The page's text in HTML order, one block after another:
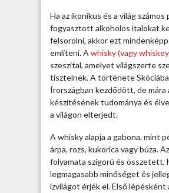
g
m
i
n
d
e
n
s
z
e
t
Ha az ikonikus és a világ számos
fogyasztott alkoholos italokat
felsorolni, akkor ezt
említeni. A whisky (vagy
szeszital, amelyet világszerte
tisztelnek. A története
Írországban kezdődött, de mára
készítésének tudománya és
a világon elterjedt.
A whisky alapja a gabona, mint
árpa, rozs, kukorica vagy búza.
folyamata szigorú és összetett,
legmagasabb minőséget és
ízvilágot érjék el. Első lépésként